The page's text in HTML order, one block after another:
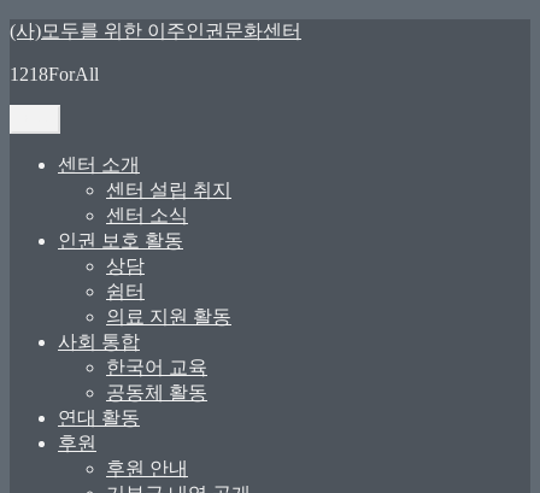
콘
츠
로
바
(사)모두를 위한 이주인권문화센터
1218ForAll
센터 소개
센터 설립 취지
센터 소식
인권 보호 활동
상담
쉼터
의료 지원 활동
사회 통합
한국어 교육
공동체 활동
연대 활동
후원
후원 안내